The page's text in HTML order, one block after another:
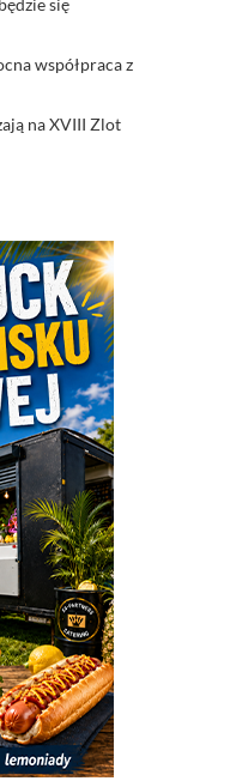
się
współpraca z
na XVIII Zlot